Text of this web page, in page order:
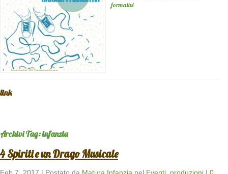
formativi
link
Archivi Tag:infanzia
4 Spiriti e un Drago Musicale